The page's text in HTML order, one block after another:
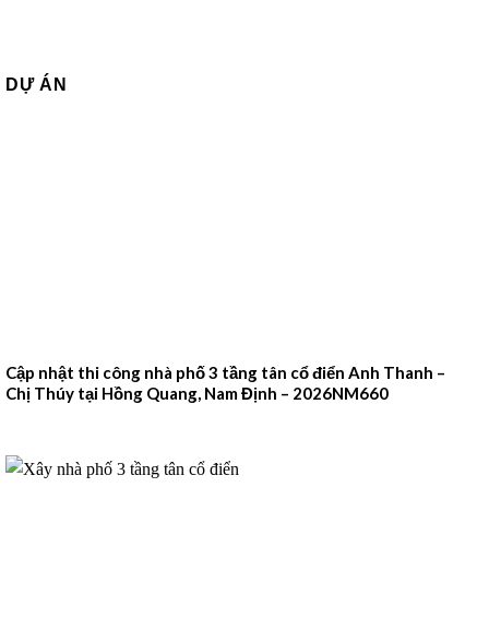
DỰ ÁN
Cập nhật thi công nhà phố 3 tầng tân cổ điển Anh Thanh –
Chị Thúy tại Hồng Quang, Nam Định – 2026NM660